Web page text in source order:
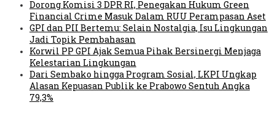
Dorong Komisi 3 DPR RI, Penegakan Hukum Green
Financial Crime Masuk Dalam RUU Perampasan Aset
GPI dan PII Bertemu: Selain Nostalgia, Isu Lingkungan
Jadi Topik Pembahasan
Korwil PP GPI Ajak Semua Pihak Bersinergi Menjaga
Kelestarian Lingkungan
Dari Sembako hingga Program Sosial, LKPI Ungkap
Alasan Kepuasan Publik ke Prabowo Sentuh Angka
79,3%